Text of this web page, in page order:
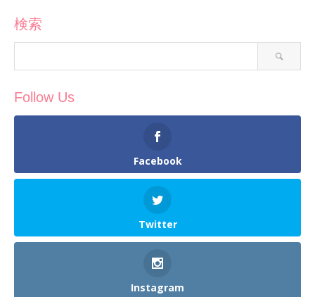
検索
Follow Us
Facebook
Twitter
Instagram